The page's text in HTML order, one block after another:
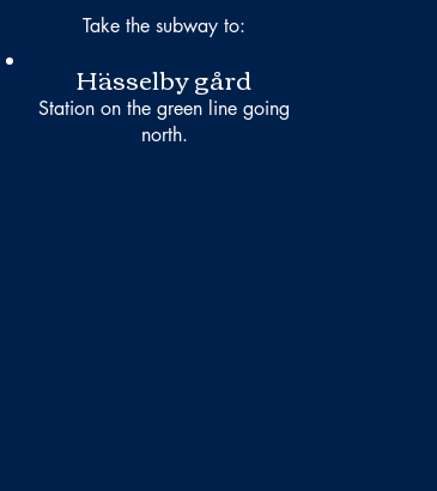
Take the subway to:
Hässelby gård
Station on the green line going
north.